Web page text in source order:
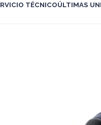
TÉCNICOÚLTIMAS